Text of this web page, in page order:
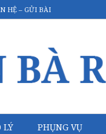
HỆ – GỬI BÀI
LÝ PHỤNG VỤ